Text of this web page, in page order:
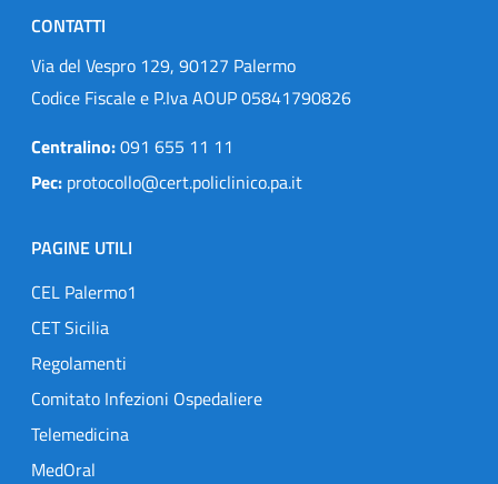
CONTATTI
Via del Vespro 129, 90127 Palermo
Codice Fiscale e P.Iva AOUP 05841790826
Centralino:091 655 11 11
Pec: protocollo@cert.policlinico.pa.it
PAGINE UTILI
CEL Palermo1
CET Sicilia
Regolamenti
Comitato Infezioni Ospedaliere
Telemedicina
MedOral